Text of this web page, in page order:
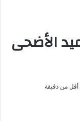
الأضحى
أقل من دقيقة